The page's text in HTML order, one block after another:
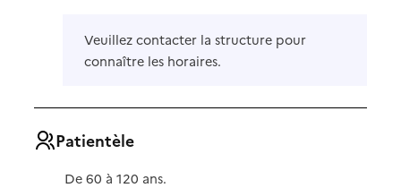
Veuillez contacter la structure pour
connaître les horaires.
Patientèle
De 60 à 120 ans.